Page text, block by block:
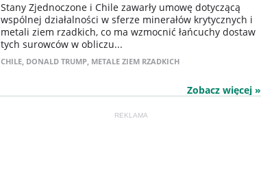
Stany Zjednoczone i Chile zawarły umowę dotyczącą
wspólnej działalności w sferze minerałów krytycznych i
metali ziem rzadkich, co ma wzmocnić łańcuchy dostaw
tych surowców w obliczu...
CHILE, DONALD TRUMP, METALE ZIEM RZADKICH
Zobacz więcej »
REKLAMA